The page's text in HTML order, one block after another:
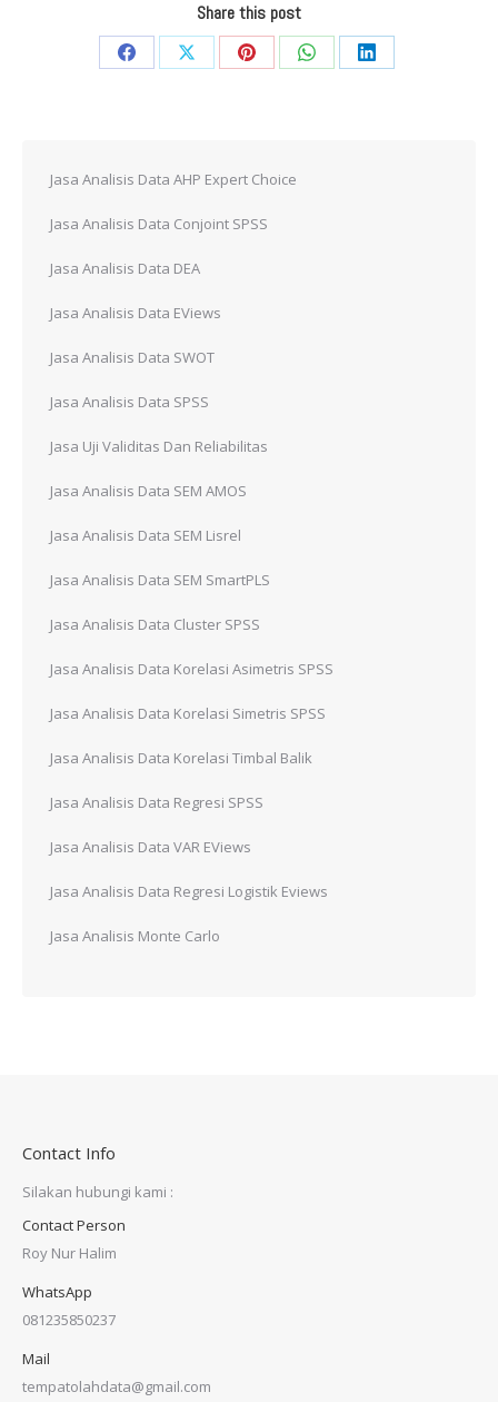
Share this post
Share
Share
Share
Share
Share
Jasa Analisis Data AHP Expert Choice
Jasa Analisis Data Conjoint SPSS
Jasa Analisis Data DEA
Jasa Analisis Data EViews
Jasa Analisis Data SWOT
Jasa Analisis Data SPSS
Jasa Uji Validitas Dan Reliabilitas
Jasa Analisis Data SEM AMOS
Jasa Analisis Data SEM Lisrel
Jasa Analisis Data SEM SmartPLS
Jasa Analisis Data Cluster SPSS
Jasa Analisis Data Korelasi Asimetris SPSS
Jasa Analisis Data Korelasi Simetris SPSS
Jasa Analisis Data Korelasi Timbal Balik
Jasa Analisis Data Regresi SPSS
Jasa Analisis Data VAR EViews
Jasa Analisis Data Regresi Logistik Eviews
Jasa Analisis Monte Carlo
Contact Info
Silakan hubungi kami :
Contact Person
Roy Nur Halim
WhatsApp
081235850237
Mail
tempatolahdata@gmail.com